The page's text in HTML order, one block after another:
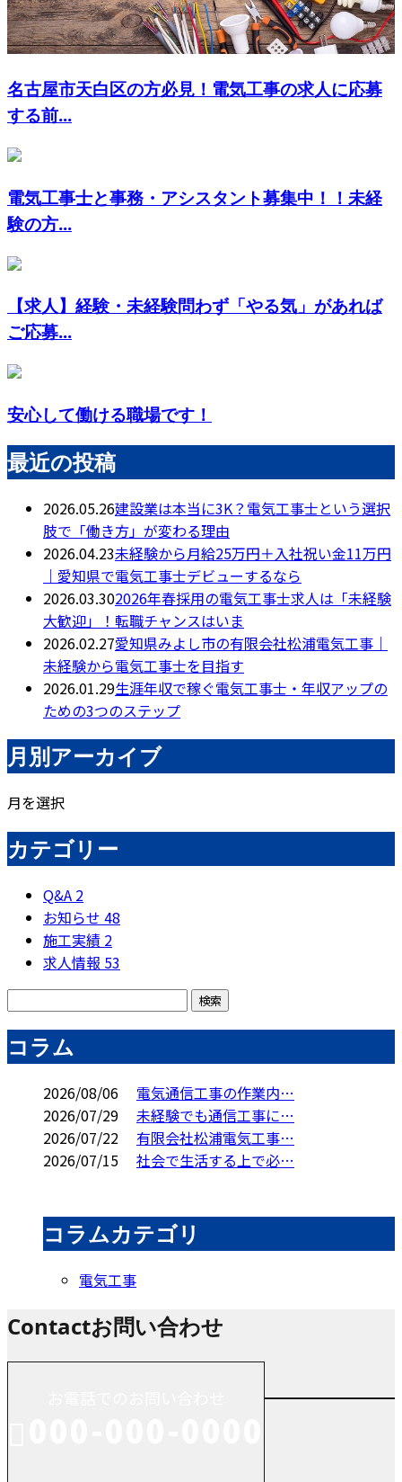
名古屋市天白区の方必見！電気工事の求人に応募
する前...
電気工事士と事務・アシスタント募集中！！未経
験の方...
【求人】経験・未経験問わず「やる気」があれば
ご応募...
安心して働ける職場です！
最近の投稿
2026.05.26建設業は本当に3K？電気工事士という選択
肢で「働き方」が変わる理由
2026.04.23未経験から月給25万円＋入社祝い金11万円
｜愛知県で電気工事士デビューするなら
2026.03.302026年春採用の電気工事士求人は「未経験
大歓迎」！転職チャンスはいま
2026.02.27愛知県みよし市の有限会社松浦電気工事｜
未経験から電気工事士を目指す
2026.01.29生涯年収で稼ぐ電気工事士・年収アップの
ための3つのステップ
月別アーカイブ
月を選択
カテゴリー
Q&A 2
お知らせ 48
施工実績 2
求人情報 53
コラム
2026/08/06
電気通信工事の作業内…
2026/07/29
未経験でも通信工事に…
2026/07/22
有限会社松浦電気工事…
2026/07/15
社会で生活する上で必…
コラムカテゴリ
電気工事
Contactお問い合わせ